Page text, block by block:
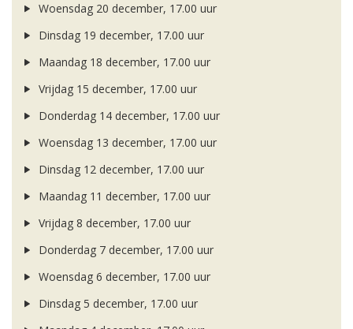
Woensdag 20 december, 17.00 uur
Dinsdag 19 december, 17.00 uur
Maandag 18 december, 17.00 uur
Vrijdag 15 december, 17.00 uur
Donderdag 14 december, 17.00 uur
Woensdag 13 december, 17.00 uur
Dinsdag 12 december, 17.00 uur
Maandag 11 december, 17.00 uur
Vrijdag 8 december, 17.00 uur
Donderdag 7 december, 17.00 uur
Woensdag 6 december, 17.00 uur
Dinsdag 5 december, 17.00 uur